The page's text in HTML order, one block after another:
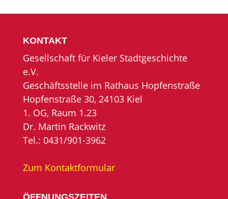
KONTAKT
Gesellschaft für Kieler Stadtgeschichte
e.V.
Geschäftsstelle im Rathaus Hopfenstraße
Hopfenstraße 30, 24103 Kiel
1. OG, Raum 1.23
Dr. Martin Rackwitz
Tel.: 0431/901-3962
Zum Kontaktformular